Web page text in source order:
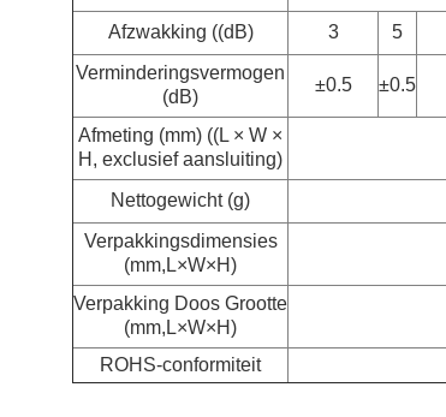
Afzwakking ((dB) 3 5
Verminderingsvermogen
(dB)
±0.5 ±0.5
Afmeting (mm) ((L × W ×
H, exclusief aansluiting)
Nettogewicht (g)
Verpakkingsdimensies
(mm,L×W×H)
Verpakking Doos Grootte
(mm,L×W×H)
ROHS-conformiteit